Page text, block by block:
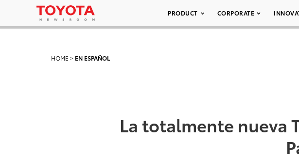
PRODUCT CORPORATE
HOME > EN ESPAÑOL
La totalmente nueva